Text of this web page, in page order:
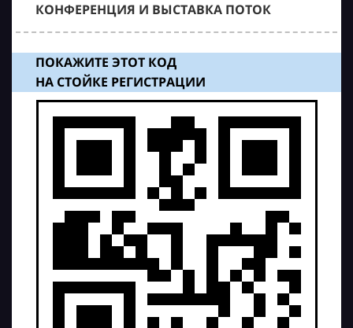
КОНФЕРЕНЦИЯ И ВЫСТАВКА ПОТОК
ПОКАЖИТЕ ЭТОТ КОД
НА СТОЙКЕ РЕГИСТРАЦИИ